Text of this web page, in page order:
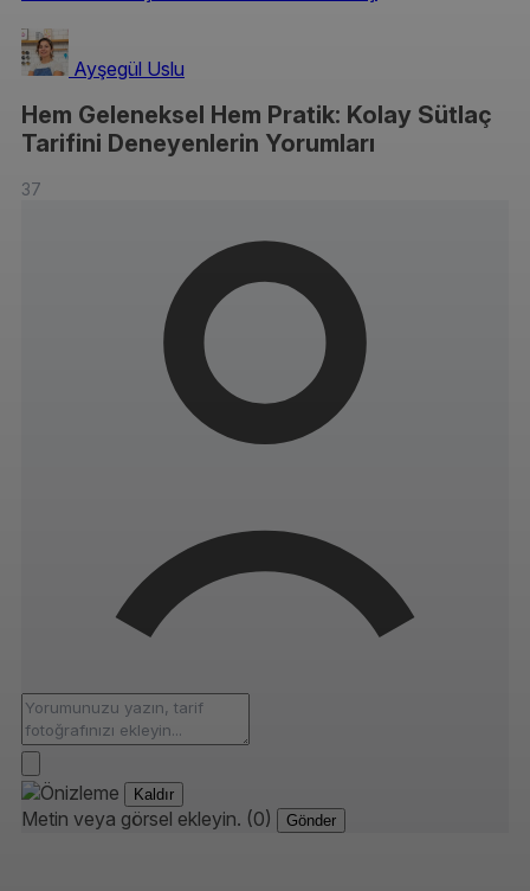
Ayşegül Uslu
Hem Geleneksel Hem Pratik: Kolay Sütlaç
Tarifini Deneyenlerin Yorumları
37
Kaldır
Metin veya görsel ekleyin. (0) Gönder